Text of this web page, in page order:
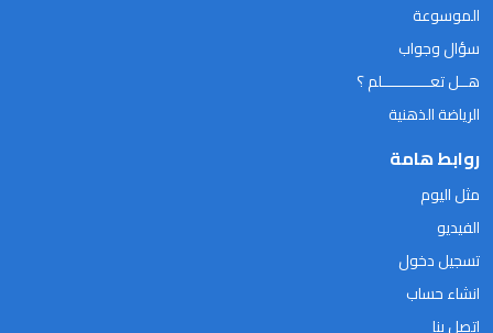
الموسوعة
سؤال وجواب
هــل تعـــــــــــلم ؟
الرياضة الذهنية
روابط هامة
مثل اليوم
الفيديو
تسجيل دخول
انشاء حساب
اتصل بنا